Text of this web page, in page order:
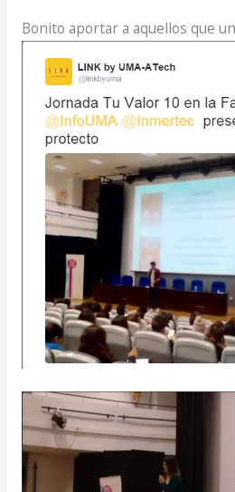
Bonito aportar a aquellos que